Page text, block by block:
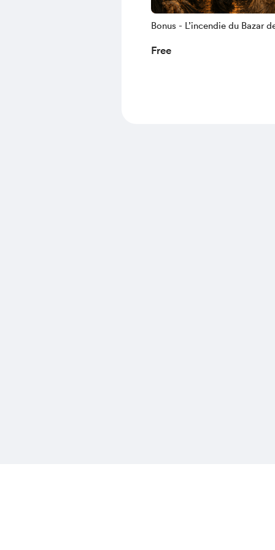
Bonus - L’incendie du Bazar
Transcription en PDF
Free